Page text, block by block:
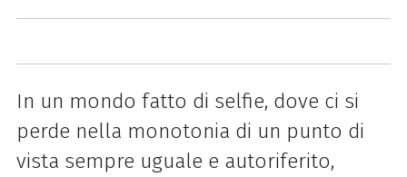
In un mondo fatto di selfie, dove ci si
perde nella monotonia di un punto di
vista sempre uguale e autoriferito,